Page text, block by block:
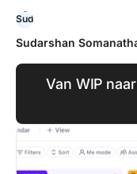
Sudarshan
Van WIP